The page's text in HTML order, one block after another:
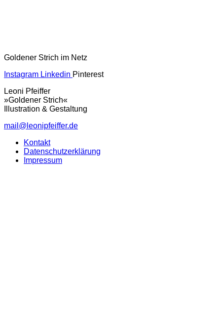
Goldener Strich im Netz
Instagram Linkedin Pinterest
Leoni Pfeiffer
»Goldener Strich«
Illustration & Gestaltung
mail@leonipfeiffer.de
Kontakt
Datenschutzerklärung
Impressum